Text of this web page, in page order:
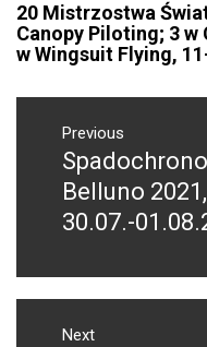
20 Mistrzostwa
Canopy Piloting; 3
w Wingsuit Flying,
NAWIGACJA
WPISUPrevious
Previous
post:
Belluno
30.07.-
Next